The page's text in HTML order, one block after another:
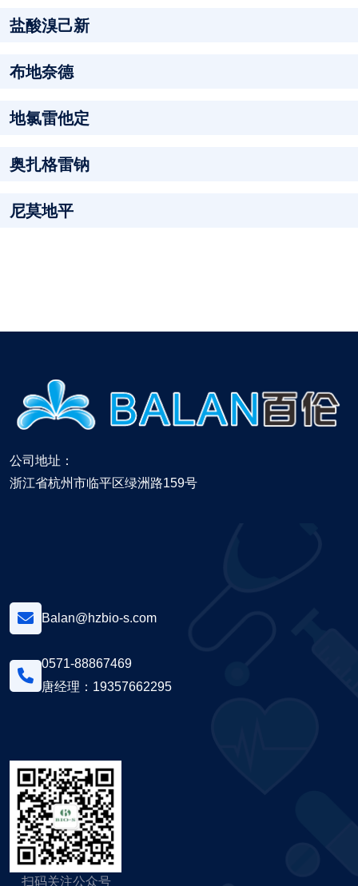
盐酸溴己新
布地奈德
地氯雷他定
奥扎格雷钠
尼莫地平
公司地址：
浙江省杭州市临平区绿洲路159号
Balan@hzbio-s.com
0571-88867469
唐经理：19357662295
扫码关注公众号